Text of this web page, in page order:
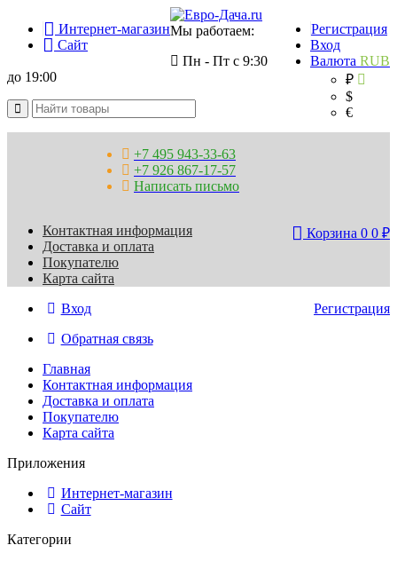
Интернет-магазин
Сайт
Регистрация
Вход
Валюта RUB
₽
$
€
Мы работаем:
Пн - Пт с 9:30
до 19:00
+7 495 943-33-63
+7 926 867-17-57
Написать письмо
Корзина 0 0 ₽
Контактная информация
Доставка и оплата
Покупателю
Карта сайта
Регистрация
Вход
Обратная связь
Главная
Контактная информация
Доставка и оплата
Покупателю
Карта сайта
Приложения
Интернет-магазин
Сайт
Категории